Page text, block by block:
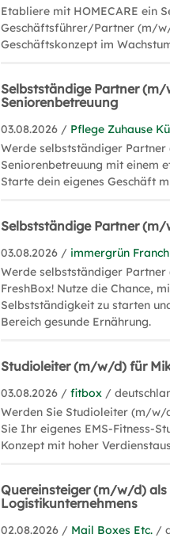
Etabliere mit HOMECARE ein
Geschäftsführer/Partner (m/
Geschäftskonzept im
Selbstständige Partner
Seniorenbetreuung
03.08.2026 / Pflege Zuhause
Werde selbstständiger
Seniorenbetreuung mit einem
Starte dein eigenes Geschäft
Selbstständige Partner
03.08.2026 / immergrün
Werde selbstständiger
FreshBox! Nutze die Chance,
Selbstständigkeit zu starten
Bereich gesunde Ernährung.
Studioleiter (m/w/d) für
03.08.2026 /fitbox /
Werden Sie Studioleiter (m/
Sie Ihr eigenes EMS-Fitness-
Konzept mit hoher
Quereinsteiger (m/w/d) als
Logistikunternehmens
02.08.2026 / Mail Boxes Etc. /